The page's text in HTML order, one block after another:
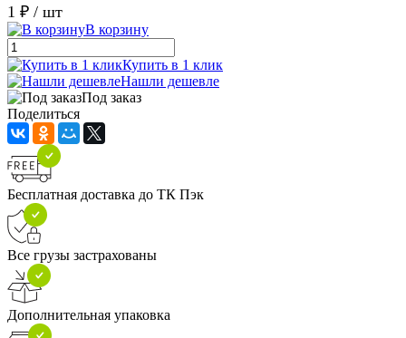
1 ₽ / шт
В корзину
Купить в 1 клик
Нашли дешевле
Под заказ
Поделиться
Бесплатная доставка до ТК Пэк
Все грузы застрахованы
Дополнительная упаковка